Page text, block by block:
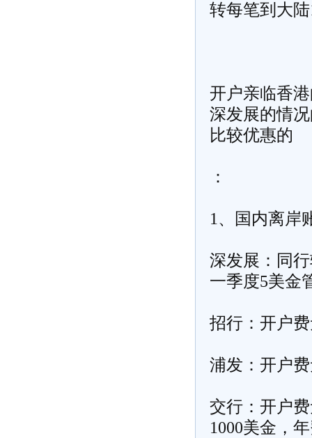
转每笔到大
开户亲临香
深发展的情
比较优惠的
：
1、国内离岸
深发展：同
一季度5美金
招行：开户
浦发：开户
交行：开户
1000美金，